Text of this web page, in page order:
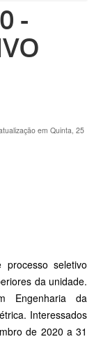
-
em Quinta, 25
seletivo
da unidade.
Engenharia da
Interessados
de 2020 a 31